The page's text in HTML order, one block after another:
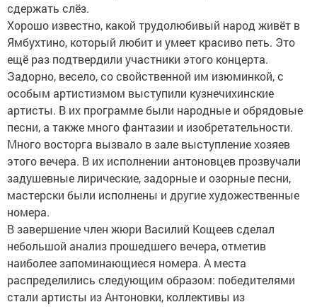
сдержать слёз.
Хорошо известно, какой трудолюбивый народ живёт в
Ямбухтино, который любит и умеет красиво петь. Это
ещё раз подтвердили участники этого концерта.
Задорно, весело, со свойственной им изюминкой, с
особым артистизмом выступили кузнечихинские
артисты. В их программе были народные и обрядовые
песни, а также много фантазии и изобретательности.
Много восторга вызвало в зале выступление хозяев
этого вечера. В их исполнении антоновцев прозвучали
задушевные лирические, задорные и озорные песни,
мастерски были исполнены и другие художественные
номера.
В завершение член жюри Василий Кощеев сделал
небольшой анализ прошедшего вечера, отметив
наиболее запоминающиеся номера. А места
распределились следующим образом: победителями
стали артисты из Антоновки, коллективы из